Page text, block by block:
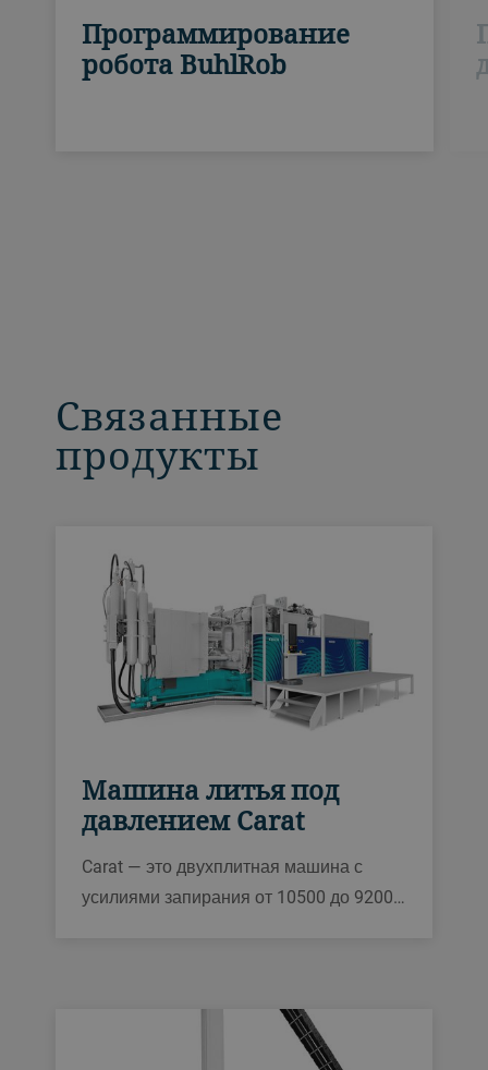
Программирование
робота BuhlRob
Связанные
продукты
Машина литья под
давлением Carat
Carat — это двухплитная машина с
усилиями запирания от 10500 до 92000
компоненты, повышая при этом
производительность до 30 %.